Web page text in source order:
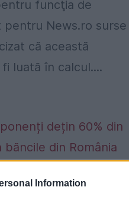
Information
funcţia de
News.ro surse
că această
luată în calcul....
dețin 60%
în băncile din